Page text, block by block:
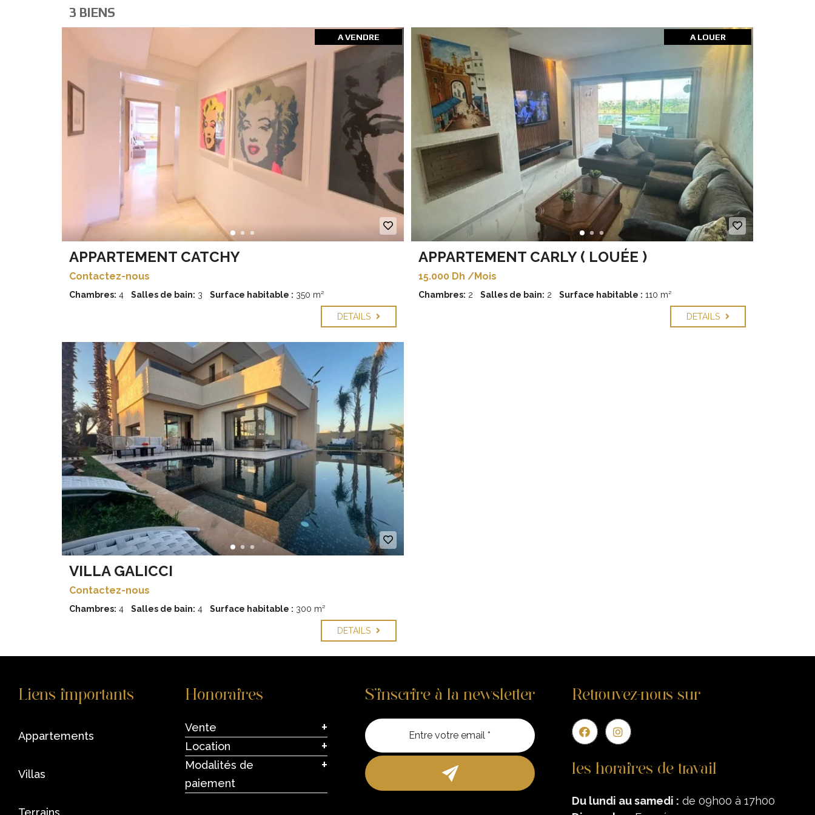
3 BIENS
A VENDRE
APPARTEMENT CATCHY
Contactez-nous
Chambres: 4 Salles de bain: 3 Surface habitable : 350 m²
DETAILS
A LOUER
APPARTEMENT CARLY ( LOUÉE )
15.000 Dh /Mois
Chambres: 2 Salles de bain: 2 Surface habitable : 110 m²
DETAILS
VILLA GALICCI
Contactez-nous
Chambres: 4 Salles de bain: 4 Surface habitable : 300 m²
DETAILS
Liens importants
appartements
villas
terrains
Honoraires
Vente
Location
Modalités de
paiement
S’inscrire à la newsletter Retrouvez-nous sur
les horaires de travail
Du lundi au samedi : de 09h00 à 17h00